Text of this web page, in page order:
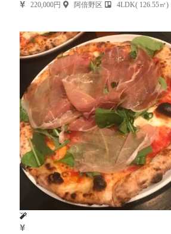
220,000円
阿倍野区 4LDK( 126.55㎡)